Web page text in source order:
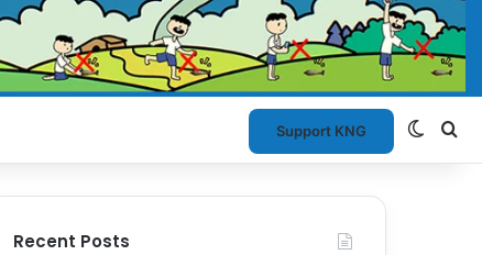
Support KNG
Recent Posts